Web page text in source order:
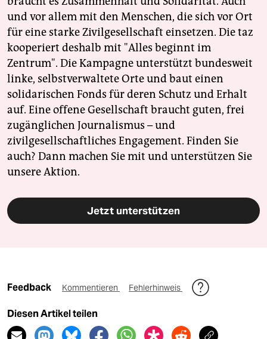
und vor allem mit den Menschen, die sich vor Ort
für eine starke Zivilgesellschaft einsetzen. Die taz
kooperiert deshalb mit "Alles beginnt im
Zentrum". Die Kampagne unterstützt bundesweit
linke, selbstverwaltete Orte und baut einen
solidarischen Fonds für deren Schutz und Erhalt
auf. Eine offene Gesellschaft braucht guten, frei
zugänglichen Journalismus – und
zivilgesellschaftliches Engagement. Finden Sie
auch? Dann machen Sie mit und unterstützen Sie
unsere Aktion.
Jetzt unterstützen
Feedback Kommentieren Fehlerhinweis
Diesen Artikel teilen